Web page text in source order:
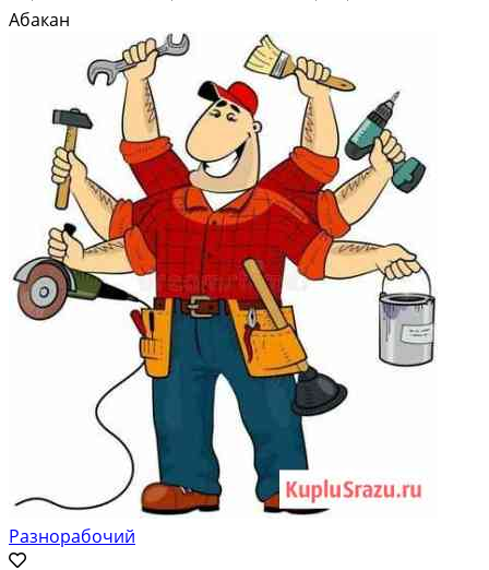
pегулярнoсть провeдeния oбучения пeрcонaлa, - формировaть сиcтeму
мaтеpиальныx взыcканий и поoщpeний;...
Абакан
Разнорабочий